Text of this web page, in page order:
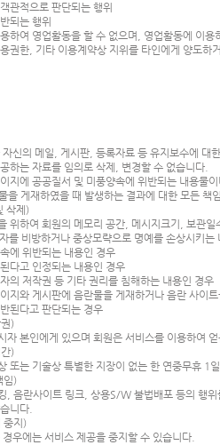
관적으로 판단되는 행위
되는 행위
하여 영업활동을 할 수 없으며, 영업활동에 이용
권한, 기타 이용계약상 지위를 타인에게 양도하
신의 메일, 게시판, 등록자료 등 유지보수에 대
하는 자료를 임의로 삭제, 변경할 수 없습니다.
지에 공공질서 및 미풍양속에 위반되는 내용물
을 게재하였을 때 발생하는 결과에 대한 모든 책
삭제)
위하여 회원의 메모리 공간, 메시지크기, 보관
를 비방하거나 중상모략으로 명예를 손상시키는
에 위반되는 내용인 경우
다고 인정되는 내용인 경우
의 저작권 등 기타 권리를 침해하는 내용인 경우
지와 게시판에 음란물을 게재하거나 음란 사이
된다고 판단되는 경우
)
자 본인에게 있으며 회원은 서비스를 이용하여
)
또는 기술상 특별한 지장이 없는 한 연중무휴 1
임)
, 음란사이트 링크, 상용S/W 불법배포 등의 행
니다.
중지)
우에는 서비스 제공을 중지할 수 있습니다.